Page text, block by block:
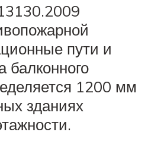
пути и
балконного
1200 мм
зданиях